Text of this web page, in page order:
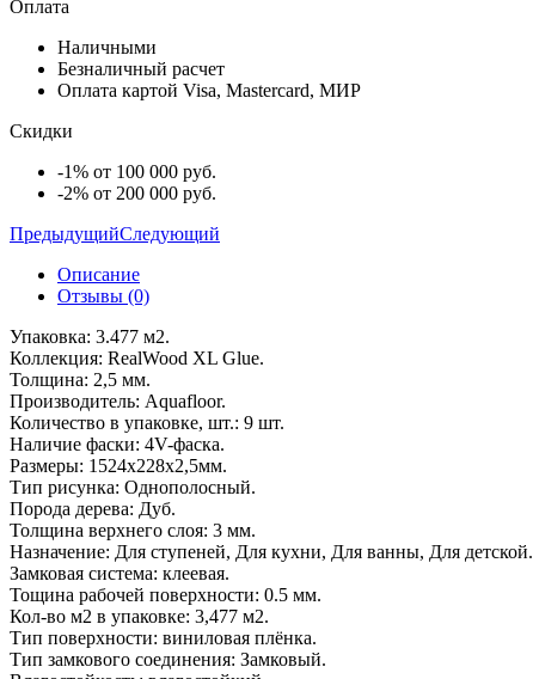
Оплата
Наличными
Безналичный расчет
Оплата картой Visa, Mastercard, МИР
Скидки
-1% от 100 000 руб.
-2% от 200 000 руб.
ПредыдущийСледующий
Описание
Отзывы (0)
Упаковка: 3.477 м2.
Коллекция: RealWood XL Glue.
Толщина: 2,5 мм.
Производитель: Aquafloor.
Количество в упаковке, шт.: 9 шт.
Наличие фаски: 4V-фаска.
Размеры: 1524x228x2,5мм.
Тип рисунка: Однополосный.
Порода дерева: Дуб.
Толщина верхнего слоя: 3 мм.
Назначение: Для ступеней, Для кухни, Для ванны, Для детской.
Замковая система: клеевая.
Тощина рабочей поверхности: 0.5 мм.
Кол-во м2 в упаковке: 3,477 м2.
Тип поверхности: виниловая плёнка.
Тип замкового соединения: Замковый.